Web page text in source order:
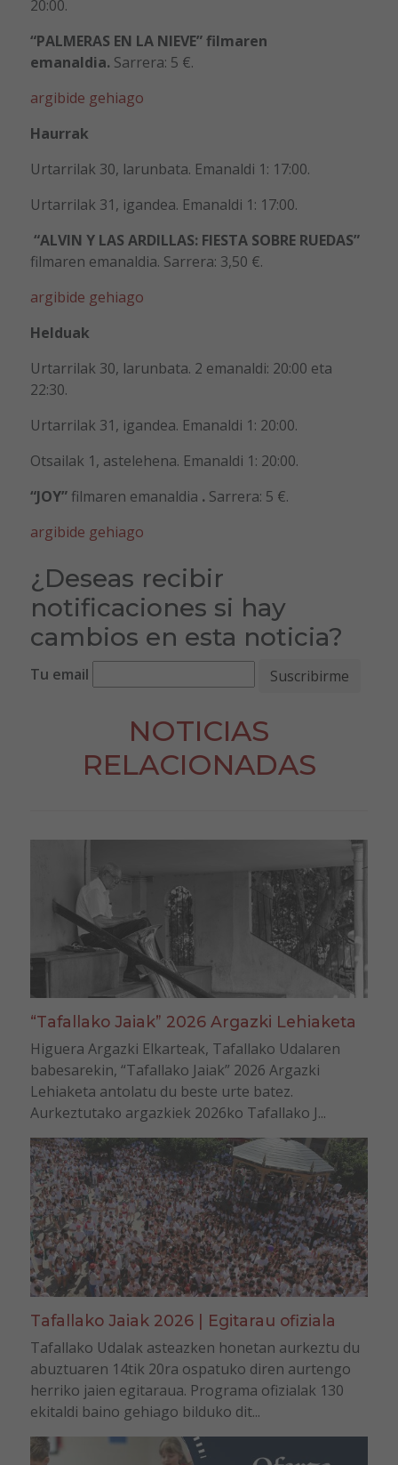
20:00.
“PALMERAS EN LA NIEVE”filmaren
emanaldia. Sarrera: 5 €.
argibide gehiago
Haurrak
Urtarrilak 30, larunbata. Emanaldi 1: 17:00.
Urtarrilak 31, igandea. Emanaldi 1: 17:00.
“ALVIN Y LAS ARDILLAS: FIESTA SOBRE RUEDAS”
filmaren emanaldia. Sarrera: 3,50 €.
argibide gehiago
Helduak
Urtarrilak 30, larunbata. 2 emanaldi: 20:00 eta
22:30.
Urtarrilak 31, igandea. Emanaldi 1: 20:00.
Otsailak 1, astelehena. Emanaldi 1: 20:00.
“JOY” filmaren emanaldia . Sarrera: 5 €.
argibide gehiago
¿Deseas recibir
notificaciones si hay
cambios en esta noticia?
Tu email
NOTICIAS
RELACIONADAS
“Tafallako Jaiak” 2026 Argazki Lehiaketa
Higuera Argazki Elkarteak, Tafallako Udalaren
babesarekin, “Tafallako Jaiak” 2026 Argazki
Lehiaketa antolatu du beste urte batez.
Aurkeztutako argazkiek 2026ko Tafallako J...
Tafallako Jaiak 2026 | Egitarau ofiziala
Tafallako Udalak asteazken honetan aurkeztu du
abuztuaren 14tik 20ra ospatuko diren aurtengo
herriko jaien egitaraua. Programa ofizialak 130
ekitaldi baino gehiago bilduko dit...